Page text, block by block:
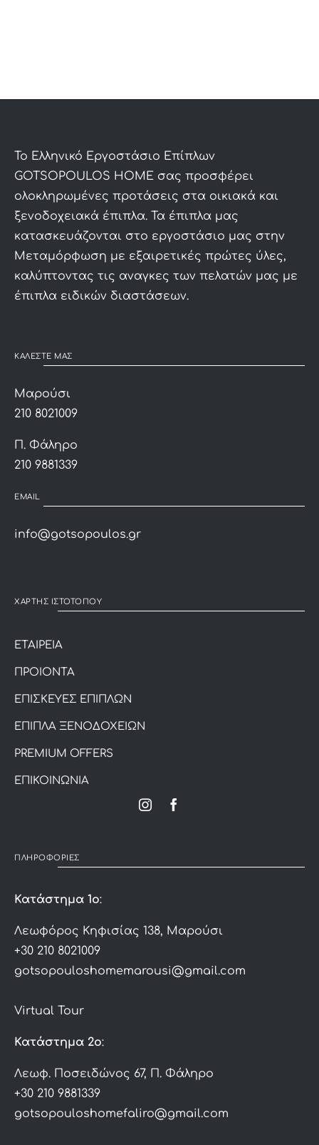
To Ελληνικό Εργοστάσιο Επίπλων
GOTSOPOULOS HOME σας προσφέρει
ολοκληρωμένες προτάσεις στα οικιακά και
ξενοδοχειακά έπιπλα. Τα έπιπλα μας
κατασκευάζονται στο εργοστάσιο μας στην
Μεταμόρφωση με εξαιρετικές πρώτες ύλες,
καλύπτοντας τις αναγκες των πελατών μας με
έπιπλα ειδικών διαστάσεων.
ΚΑΛΕΣΤΕ ΜΑΣ
Μαρούσι
210 8021009
Π. Φάληρο
210 9881339
EMAIL
info@gotsopoulos.gr
ΧΑΡΤΗΣ ΙΣΤΟΤΟΠΟΥ
ΕΤΑΙΡΕΙΑ
ΠΡΟΙΟΝΤΑ
ΕΠΙΣΚΕΥΕΣ ΕΠΙΠΛΩΝ
ΕΠΙΠΛΑ ΞΕΝΟΔΟΧΕΙΩΝ
PREMIUM OFFERS
ΕΠΙΚΟΙΝΩΝΙΑ
ΠΛΗΡΟΦΟΡΙΕΣ
Κατάστημα 1ο:
Λεωφόρος Κηφισίας 138, Μαρούσι
+30 210 8021009
gotsopouloshomemarousi@gmail.com
Virtual Tour
Κατάστημα 2ο:
Λεωφ. Ποσειδώνος 67, Π. Φάληρο
+30 210 9881339
gotsopouloshomefaliro@gmail.com